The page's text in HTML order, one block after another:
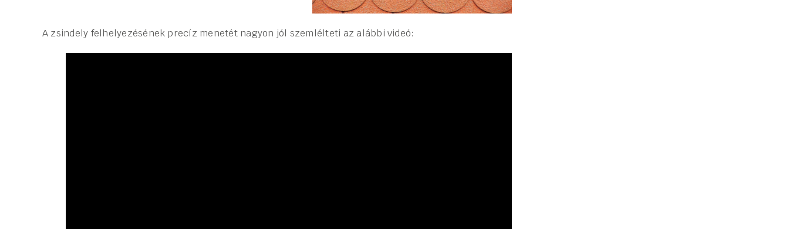
A zsindely felhelyezésének precíz menetét nagyon jól szemlélteti az alábbi videó: